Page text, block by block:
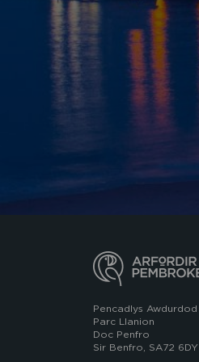
Pencadlys
Parc Llanion
Doc Penfro
Sir Benfro, SA72 6DY